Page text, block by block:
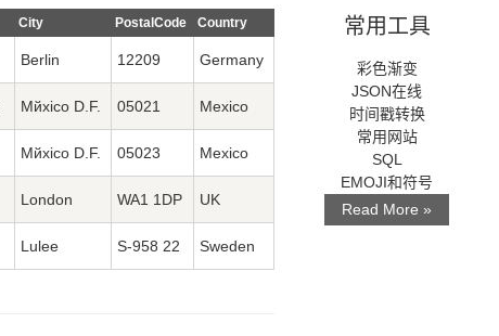
City PostalCode Country
Berlin 12209 Germany
Mйxico D.F. 05021 Mexico
Mйxico D.F. 05023 Mexico
London WA1 1DP UK
Luleе S-958 22 Sweden
常用工具
彩色渐变
JSON在线
时间戳转换
常用网站
SQL
EMOJI和符号
Read More »